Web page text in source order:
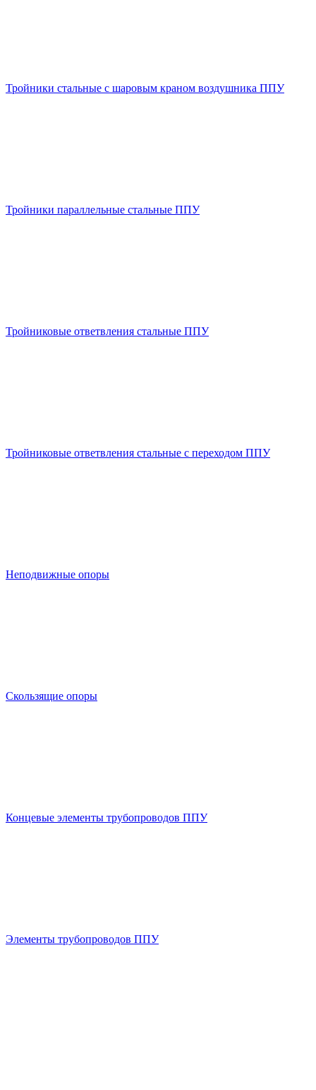
Тройники стальные с шаровым краном воздушника ППУ
Тройники параллельные стальные ППУ
Тройниковые ответвления стальные ППУ
Тройниковые ответвления стальные с переходом ППУ
Неподвижные опоры
Скользящие опоры
Концевые элементы трубопроводов ППУ
Элементы трубопроводов ППУ